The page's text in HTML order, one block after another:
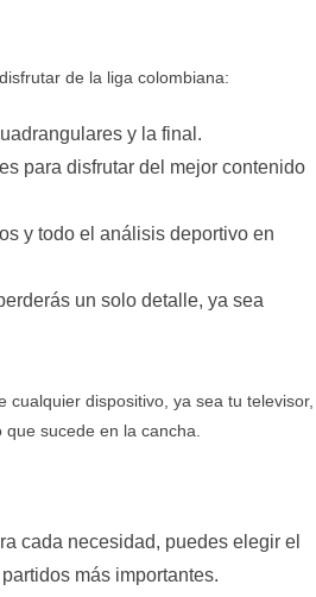
de la liga colombiana:
y la final.
para disfrutar del mejor contenido
y todo el análisis deportivo en
un solo detalle, ya sea
dispositivo, ya sea tu televisor,
sucede en la cancha.
cada necesidad, puedes elegir el
más importantes.